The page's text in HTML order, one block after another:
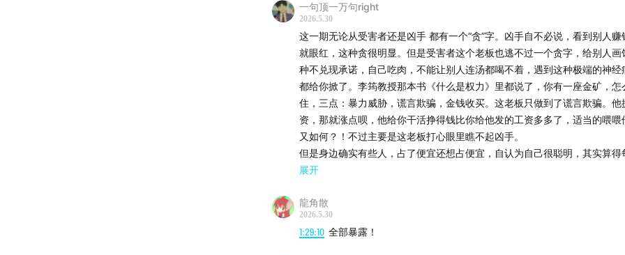
一句顶一万句right
2026.5.30
这一期无论从受害者还是凶手 都有一个“贪”字。凶手自不必说，看到别人赚
就眼红，这种贪很明显。但是受害者这个老板也逃不过一个贪字，给别人画
种不兑现承诺，自己吃肉，不能让别人连汤都喝不着，遇到这种极端的神经
都给你掀了。李筠教授那本书《什么是权力》里都说了，你有一座金矿，怎
住，三点：暴力威胁，谎言欺骗，金钱收买。这老板只做到了谎言欺骗。他
资，那就涨点呗，他给你干活挣得钱比你给他发的工资多多了，适当的喂喂
又如何？！不过主要是这老板打心眼里瞧不起凶手。
但是身边确实有些人，占了便宜还想占便宜，自认为自己很聪明，其实算得
都在给自己埋雷。疫情期间，我小姑子家孩子没奶粉吃了，那会大人能将就
来，我朋友的意思是让我小姑子买三赠一，给她冲个销量，以后有孩子玩具
孩子再送。我小姑子不愿意，非用折扣价买了两罐，我朋友说这事是我牵线
了，要不她都不想卖给我小姑子了。就这样，我小姑子还给我说我朋友卖给
展开
龍角散
2026.5.30
1:29:10 全部暴露！